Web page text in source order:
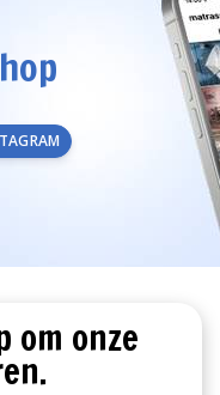
om onze